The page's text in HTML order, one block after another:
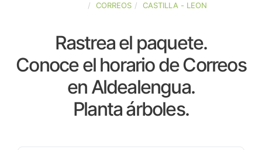
CORREOS CASTILLA - LEON
Rastrea el paquete.
Conoce el horario de Correos
en Aldealengua.
Planta árboles.